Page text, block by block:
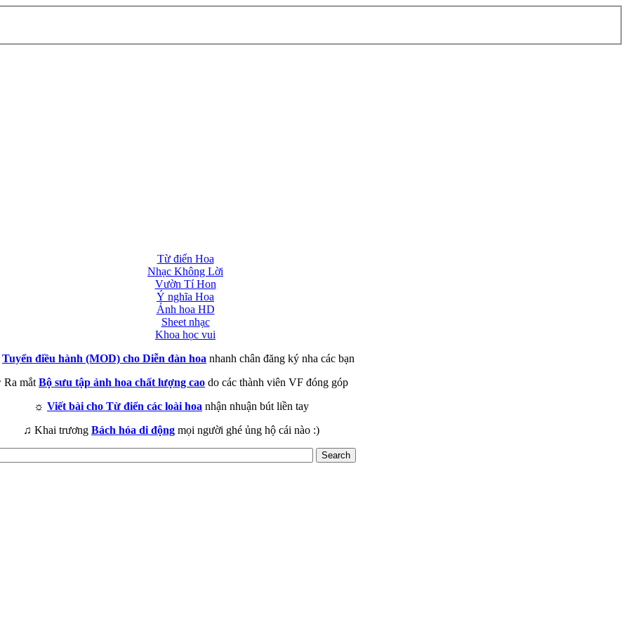
Từ điển Hoa
Nhạc Không Lời
Vườn Tí Hon
Ý nghĩa Hoa
Ảnh hoa HD
Sheet nhạc
Khoa học vui
Tuyển điều hành (MOD) cho Diễn đàn hoa nhanh chân đăng ký nha các bạn
Ra mắt Bộ sưu tập ảnh hoa chất lượng cao do các thành viên VF đóng góp
☼ Viết bài cho Từ điển các loài hoa nhận nhuận bút liền tay
♫ Khai trương Bách hóa di động mọi người ghé ủng hộ cái nào :)